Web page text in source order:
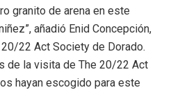
granito de arena en este
añadió Enid Concepción,
22 Act Society de Dorado.
de la visita de The 20/22 Act
hayan escogido para este